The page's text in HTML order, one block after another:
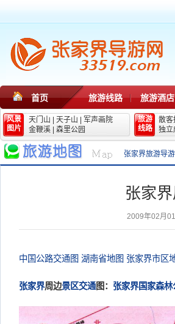
首页 旅游线路 旅游酒店
风景
图片
天门山 天子山
军声画院
金鞭溪
森里公园
旅游
线路
散客
独立
张家界旅游导
张家
2009年02月
中国公路交通图 湖南省地图 张家界市区
张家界周边景区交通图： 张家界国家森林